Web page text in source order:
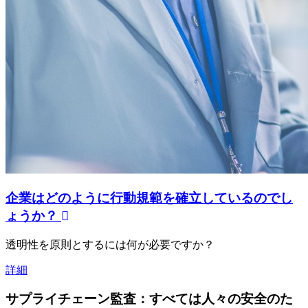
企業はどのように行動規範を確立しているのでし
ょうか？
透明性を原則とするには何が必要ですか？
詳細
サプライチェーン監査：すべては人々の安全のた